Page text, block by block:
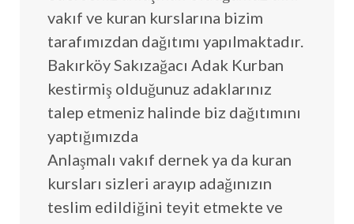
vakıf ve kuran kurslarına bizim
tarafımızdan dağıtımı yapılmaktadır.
Bakırköy Sakızağacı Adak Kurban
kestirmiş olduğunuz adaklarınız
talep etmeniz halinde biz dağıtımını
yaptığımızda
Anlaşmalı vakıf dernek ya da kuran
kursları sizleri arayıp adağınızın
teslim edildiğini teyit etmekte ve